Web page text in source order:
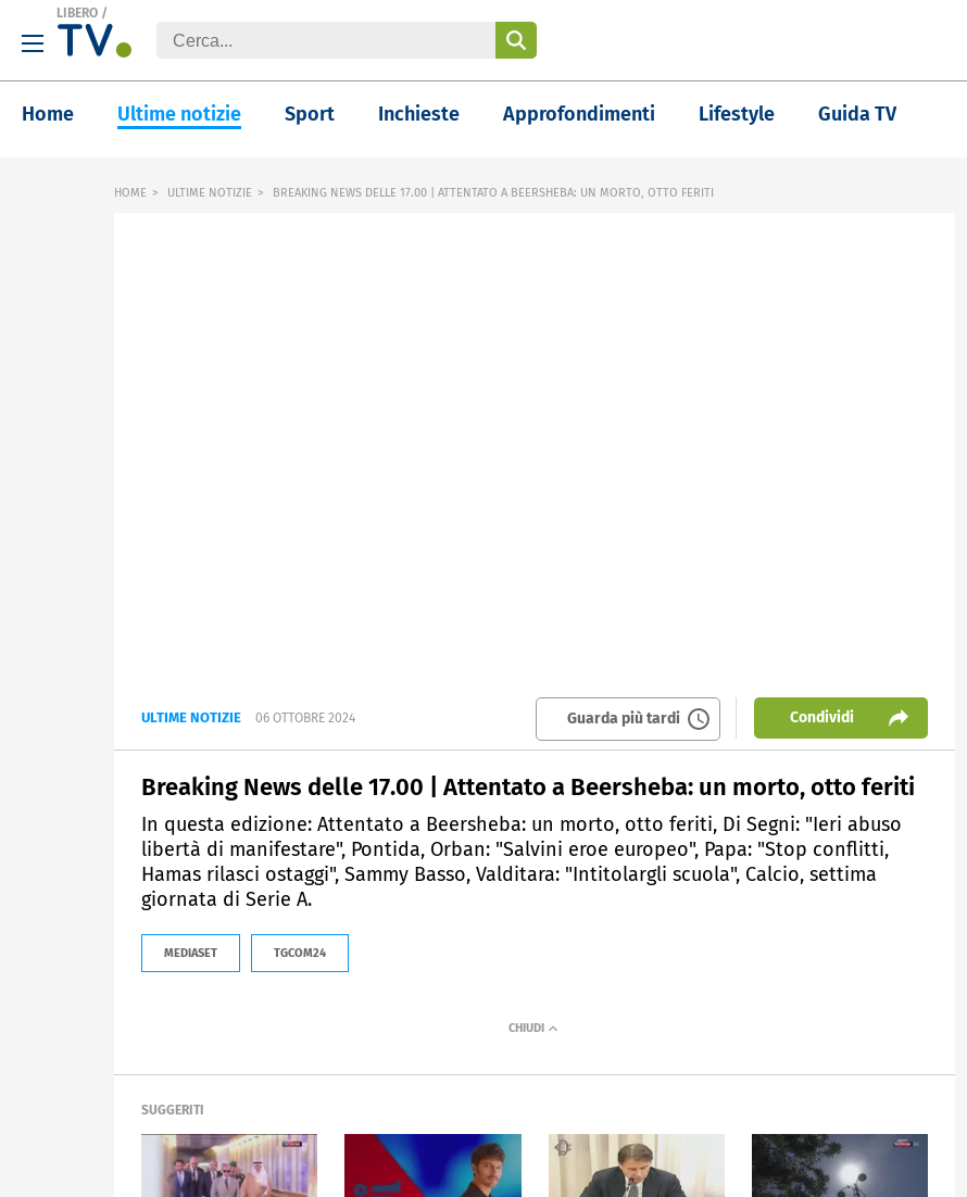
LIBERO /
Home Ultime notizie Sport Inchieste Approfondimenti Lifestyle Guida TV
HOME ULTIME NOTIZIE BREAKING NEWS DELLE 17.00 | ATTENTATO A BEERSHEBA: UN MORTO, OTTO FERITI
ULTIME NOTIZIE 06 OTTOBRE 2024 Guarda più tardi Condividi
Breaking News delle 17.00 | Attentato a Beersheba: un morto, otto feriti
In questa edizione: Attentato a Beersheba: un morto, otto feriti, Di Segni: "Ieri abuso
libertà di manifestare", Pontida, Orban: "Salvini eroe europeo", Papa: "Stop conflitti,
Hamas rilasci ostaggi", Sammy Basso, Valditara: "Intitolargli scuola", Calcio, settima
giornata di Serie A.
MEDIASET TGCOM24
SUGGERITI